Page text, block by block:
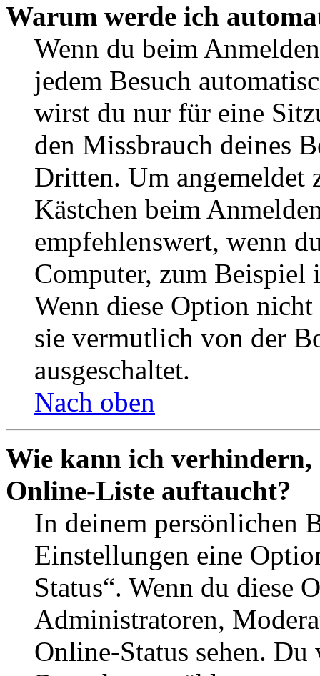
Warum werde ich
Wenn du beim
jedem Besuch
wirst du nur für eine
den Missbrauch deines
Dritten. Um angemeldet
Kästchen beim
empfehlenswert, wenn
Computer, zum Beispiel
Wenn diese Option
sie vermutlich von der
ausgeschaltet.
Nach oben
Wie kann ich verhindern,
Online-Liste auftaucht?
In deinem persönlichen
Einstellungen eine
Status“. Wenn du diese
Administratoren,
Online-Status sehen.